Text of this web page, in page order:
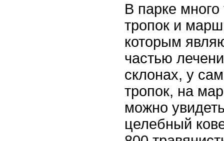
В парке
тропок и
которым
частью
склонах, у
тропок, на
можно
целебный